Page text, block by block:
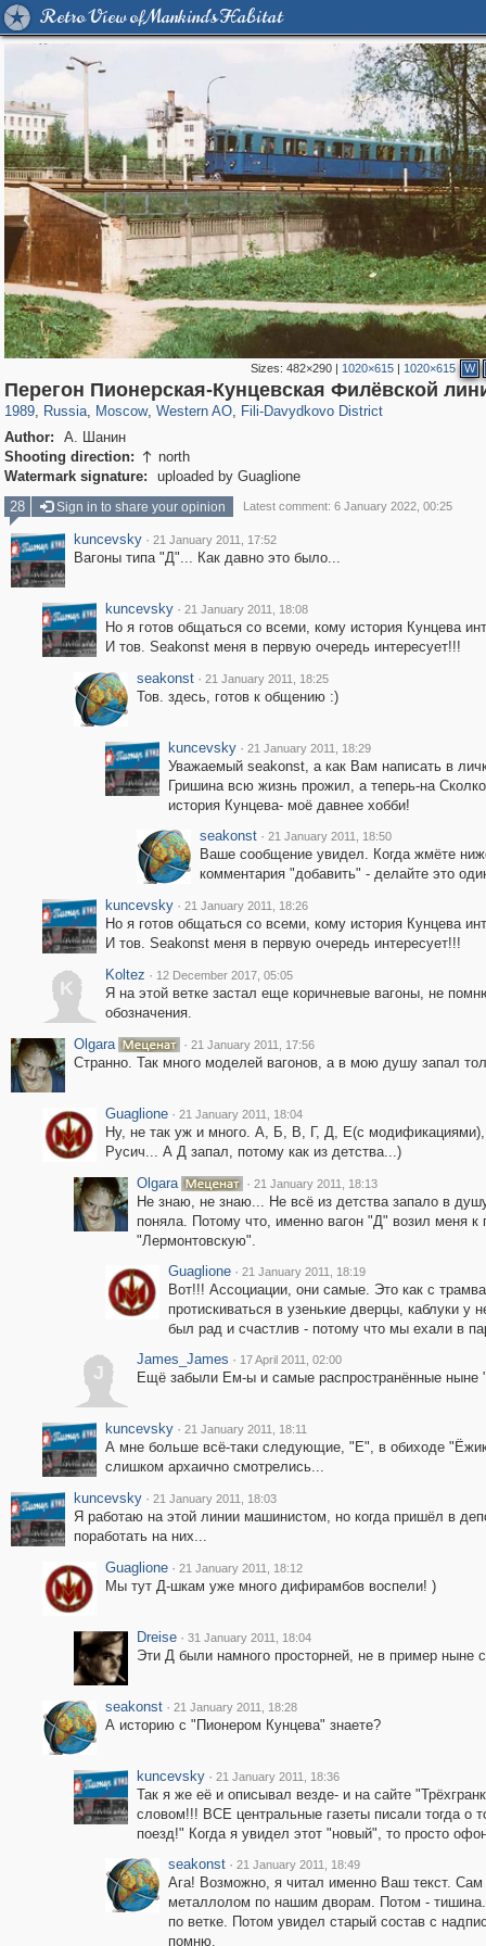
Retro View of Mankind's Habitat
Sizes:482×290 | 1020×615 | 1020×615 W
Перегон Пионерская-Кунцевская Филёвской
1989, Russia
1,406,849 29,243
, Moscow
319,861 8,286
, Western AO
27,129 310
, Fili-Davydkovo District
1,117 29
Author:
А. Шанин
Shooting direction:  north
Watermark signature:
uploaded by Guaglione
28
Sign in to share your opinion Latest comment: 6 January 2022, 00:25
kuncevsky · 21 January 2011, 17:52
Вагоны типа "Д"... Как давно это было...
kuncevsky · 21 January 2011, 18:08
Но я готов общаться со всеми, кому история Кунцева
И тов. Seakonst меня в первую очередь интересует!!!
seakonst · 21 January 2011, 18:25
Тов. здесь, готов к общению :)
kuncevsky · 21 January 2011, 18:29
Уважаемый seakonst, а как Вам написать в
Гришина всю жизнь прожил, а теперь-на
история Кунцева- моё давнее хобби!
seakonst · 21 January 2011, 18:50
Ваше сообщение увидел. Когда жмёте
комментария "добавить" - делайте это
kuncevsky · 21 January 2011, 18:26
Но я готов общаться со всеми, кому история Кунцева
И тов. Seakonst меня в первую очередь интересует!!!
K
Koltez · 12 December 2017, 05:05
Я на этой ветке застал еще коричневые вагоны, не
обозначения.
Olgara
· 21 January 2011, 17:56
Странно. Так много моделей вагонов, а в мою душу запал
Guaglione · 21 January 2011, 18:04
Ну, не так уж и много. А, Б, В, Г, Д, Е(с
Русич... А Д запал, потому как из детства...)
Olgara
· 21 January 2011, 18:13
Не знаю, не знаю... Не всё из детства запало в
поняла. Потому что, именно вагон "Д" возил меня
"Лермонтовскую".
Guaglione · 21 January 2011, 18:19
Вот!!! Ассоциации, они самые. Это как с
протискиваться в узенькие дверцы, каблуки
был рад и счастлив - потому что мы ехали в
J
James_James · 17 April 2011, 02:00
Ещё забыли Ем-ы и самые распространённые ныне
kuncevsky · 21 January 2011, 18:11
А мне больше всё-таки следующие, "Е", в обиходе
слишком архаично смотрелись...
kuncevsky · 21 January 2011, 18:03
Я работаю на этой линии машинистом, но когда пришёл в
поработать на них...
Guaglione · 21 January 2011, 18:12
Мы тут Д-шкам уже много дифирамбов воспели! )
Dreise · 31 January 2011, 18:04
Эти Д были намного просторней, не в пример
seakonst · 21 January 2011, 18:28
А историю с "Пионером Кунцева" знаете?
kuncevsky · 21 January 2011, 18:36
Так я же её и описывал везде- и на сайте
словом!!! ВСЕ центральные газеты писали тогда
поезд!" Когда я увидел этот "новый", то просто
seakonst · 21 January 2011, 18:49
Ага! Возможно, я читал именно Ваш текст.
металлолом по нашим дворам. Потом -
по ветке. Потом увидел старый состав с
помню.